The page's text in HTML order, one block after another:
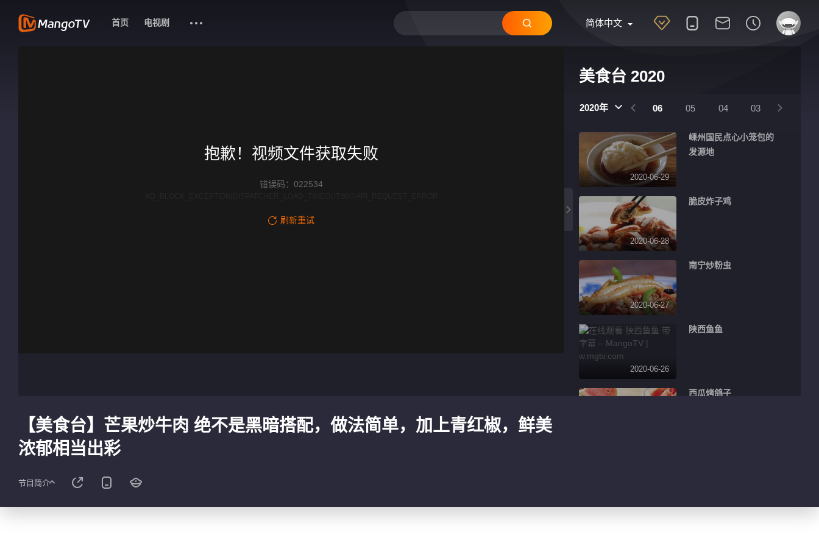
简体中文
首页 电视剧
美食台 2020
2020年
08 07 06 05 04 03
2020-06-29
嵊州国民点心小笼包的
发源地
2020-06-28
脆皮炸子鸡
2020-06-27
南宁炒粉虫
2020-06-26
陕西鱼鱼
西瓜烤鸽子
抱歉！视频文件获取失败
错误码：022534
刷新重试
【美食台】芒果炒牛肉 绝不是黑暗搭配，做法简单，加上青红椒，鲜美
浓郁相当出彩
节目简介